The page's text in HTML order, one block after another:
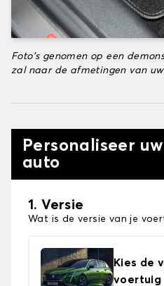
Foto's genomen op een
zal naar de afmetingen van
Personaliseer
auto
1. Versie
Wat is de versie van je
Kies de
voertuig